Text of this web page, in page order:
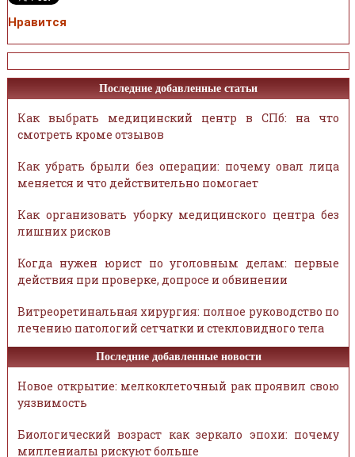
Нравится
Последние добавленные статьи
Как выбрать медицинский центр в СПб: на что
смотреть кроме отзывов
Как убрать брыли без операции: почему овал лица
меняется и что действительно помогает
Как организовать уборку медицинского центра без
лишних рисков
Когда нужен юрист по уголовным делам: первые
действия при проверке, допросе и обвинении
Витреоретинальная хирургия: полное руководство по
лечению патологий сетчатки и стекловидного тела
Последние добавленные новости
Новое открытие: мелкоклеточный рак проявил свою
уязвимость
Биологический возраст как зеркало эпохи: почему
миллениалы рискуют больше